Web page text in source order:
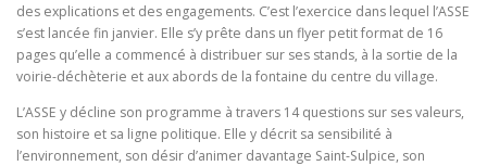
des explications et des engagements. C’est l’exercice dans lequel l’ASSE
s’est lancée fin janvier. Elle s’y prête dans un flyer petit format de 16
pages qu’elle a commencé à distribuer sur ses stands, à la sortie de la
voirie-déchèterie et aux abords de la fontaine du centre du village.
L’ASSE y décline son programme à travers 14 questions sur ses valeurs,
son histoire et sa ligne politique. Elle y décrit sa sensibilité à
l’environnement, son désir d’animer davantage Saint-Sulpice, son